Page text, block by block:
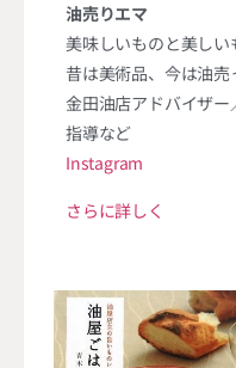
油売りエマ
美味しいものと美しい
昔は美術品、今は油売
金田油店アドバイザ
指導など
Instagram
さらに詳しく